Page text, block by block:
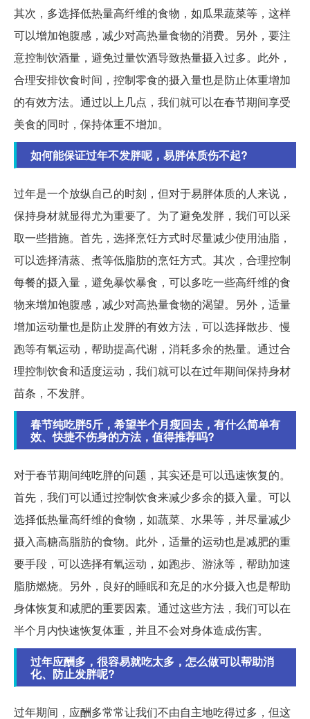
其次，多选择低热量高纤维的食物，如瓜果蔬菜等，这样
可以增加饱腹感，减少对高热量食物的消费。另外，要注
意控制饮酒量，避免过量饮酒导致热量摄入过多。此外，
合理安排饮食时间，控制零食的摄入量也是防止体重增加
的有效方法。通过以上几点，我们就可以在春节期间享受
美食的同时，保持体重不增加。
如何能保证过年不发胖呢，易胖体质伤不起?
过年是一个放纵自己的时刻，但对于易胖体质的人来说，
保持身材就显得尤为重要了。为了避免发胖，我们可以采
取一些措施。首先，选择烹饪方式时尽量减少使用油脂，
可以选择清蒸、煮等低脂肪的烹饪方式。其次，合理控制
每餐的摄入量，避免暴饮暴食，可以多吃一些高纤维的食
物来增加饱腹感，减少对高热量食物的渴望。另外，适量
增加运动量也是防止发胖的有效方法，可以选择散步、慢
跑等有氧运动，帮助提高代谢，消耗多余的热量。通过合
理控制饮食和适度运动，我们就可以在过年期间保持身材
苗条，不发胖。
春节纯吃胖5斤，希望半个月瘦回去，有什么简单有
效、快捷不伤身的方法，值得推荐吗?
对于春节期间纯吃胖的问题，其实还是可以迅速恢复的。
首先，我们可以通过控制饮食来减少多余的摄入量。可以
选择低热量高纤维的食物，如蔬菜、水果等，并尽量减少
摄入高糖高脂肪的食物。此外，适量的运动也是减肥的重
要手段，可以选择有氧运动，如跑步、游泳等，帮助加速
脂肪燃烧。另外，良好的睡眠和充足的水分摄入也是帮助
身体恢复和减肥的重要因素。通过这些方法，我们可以在
半个月内快速恢复体重，并且不会对身体造成伤害。
过年应酬多，很容易就吃太多，怎么做可以帮助消
化、防止发胖呢?
过年期间，应酬多常常让我们不由自主地吃得过多，但这